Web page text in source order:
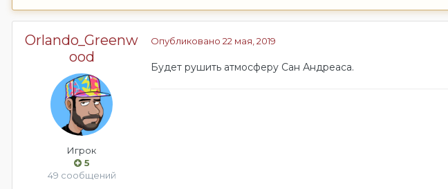
Orlando_Greenw
ood
Игрок
5
49 сообщений
Опубликовано 22 мая, 2019
Будет рушить атмосферу Сан Андреаса.